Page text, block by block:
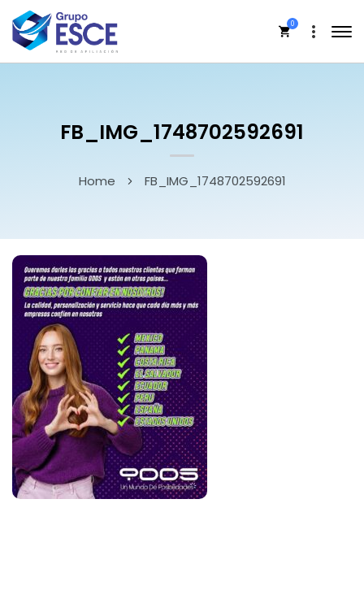
0
FB_IMG_1748702592691
Home FB_IMG_1748702592691